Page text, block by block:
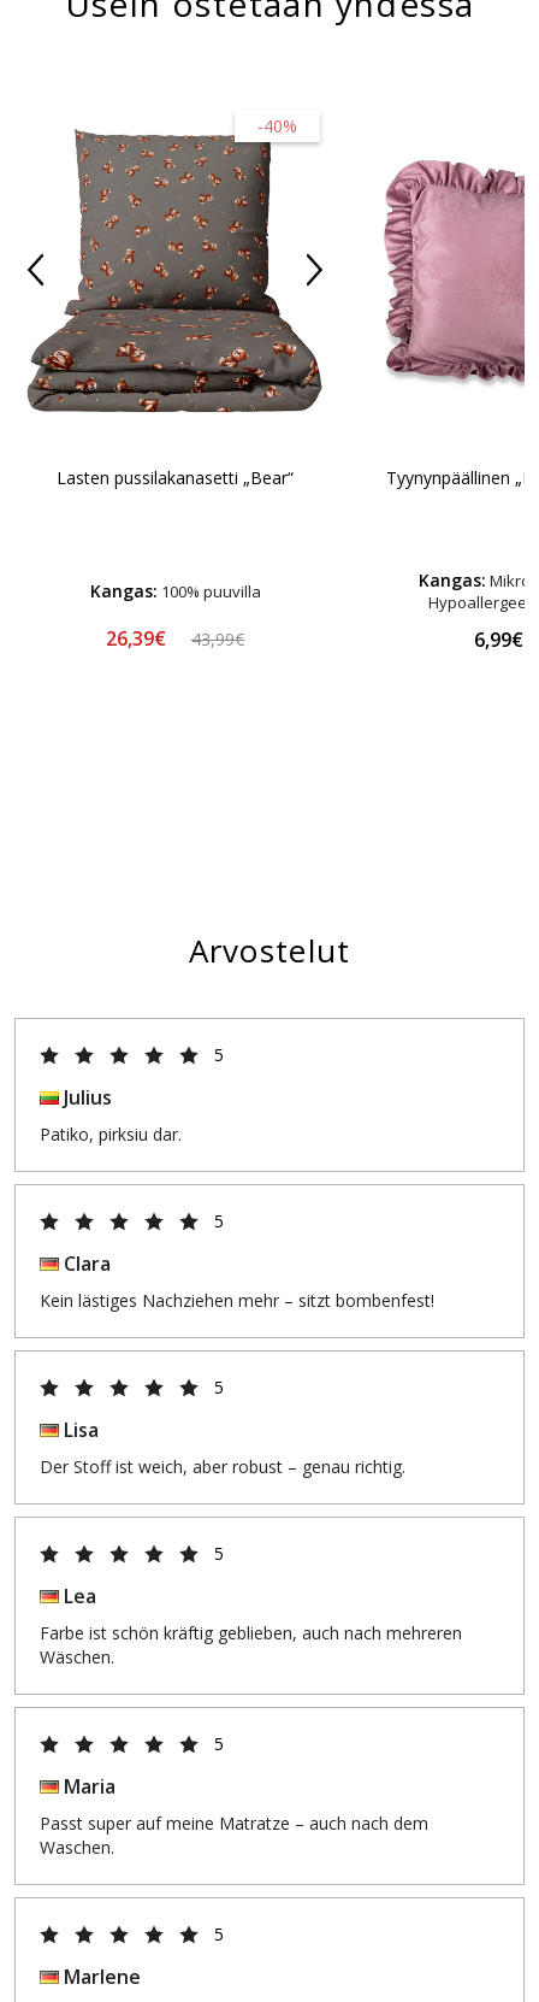
-40%
Lasten pussilakanasetti „Bear“
Kangas: 100% puuvilla
26,39€ 43,99€
Tyynynpäällinen
Kangas:
6,99€
Arvostelut
5
Julius
Patiko, pirksiu dar.
5
Clara
Kein lästiges Nachziehen mehr – sitzt bombenfest!
5
Lisa
Der Stoff ist weich, aber robust – genau richtig.
5
Lea
Farbe ist schön kräftig geblieben, auch nach mehreren
Wäschen.
5
Maria
Passt super auf meine Matratze – auch nach dem
Waschen.
5
Marlene